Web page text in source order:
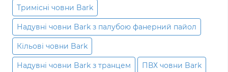
Тримісні човни Bark
Надувні човни Bark з палубою фанерний пайол
Кільові човни Bark
Надувні човни Bark з транцем ПВХ човни Bark